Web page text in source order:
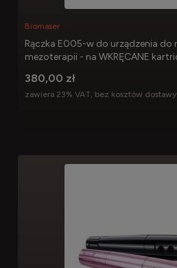
Rączka E005-w do urządzenia do
mezoterapii - na WKRĘCANE
Biomaser
380,00 zł
zawiera 23% VAT, bez kosztów dostawy